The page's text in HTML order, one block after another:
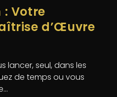
: Votre
d’Œuvre
lancer, seul, dans les
de temps ou vous